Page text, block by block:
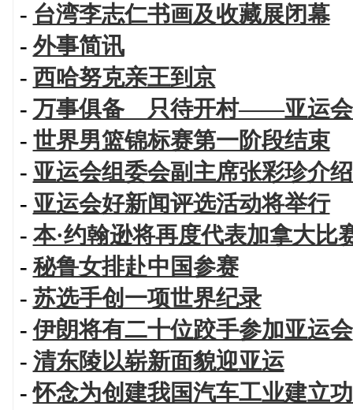
- 台湾李志仁书画及收藏展闭幕
- 外事简讯
- 西哈努克亲王到京
- 万事俱备 只待开村——亚运会
- 世界男篮锦标赛第一阶段结束
- 亚运会组委会副主席张彩珍介
- 亚运会好新闻评选活动将举行
- 本·约翰逊将再度代表加拿大比
- 秘鲁女排赴中国参赛
- 苏选手创一项世界纪录
-伊朗将有二十位跤手参加亚运会
- 清东陵以崭新面貌迎亚运
-怀念为创建我国汽车工业建立